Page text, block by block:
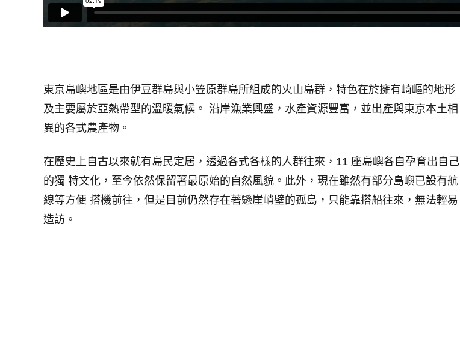
東京島嶼地區是由伊豆群島與小笠原群島所組成的火山島群，特色在於擁有崎嶇的地形
及主要屬於亞熱帶型的溫暖氣候。 沿岸漁業興盛，水產資源豐富，並出產與東京本土相
異的各式農產物。
在歷史上自古以來就有島民定居，透過各式各樣的人群往來，11 座島嶼各自孕育出自己
的獨 特文化，至今依然保留著最原始的自然風貌。此外，現在雖然有部分島嶼已設有航
線等方便 搭機前往，但是目前仍然存在著懸崖峭壁的孤島，只能靠搭船往來，無法輕易
造訪。